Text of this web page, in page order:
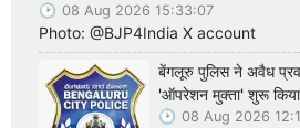
08 Aug 2026 15:33:07
Photo: @BJP4India X account
बेंगलूरु पुलिस ने अवैध
'ऑपरेशन मुक्ता' शुरू किया
08 Aug 2026